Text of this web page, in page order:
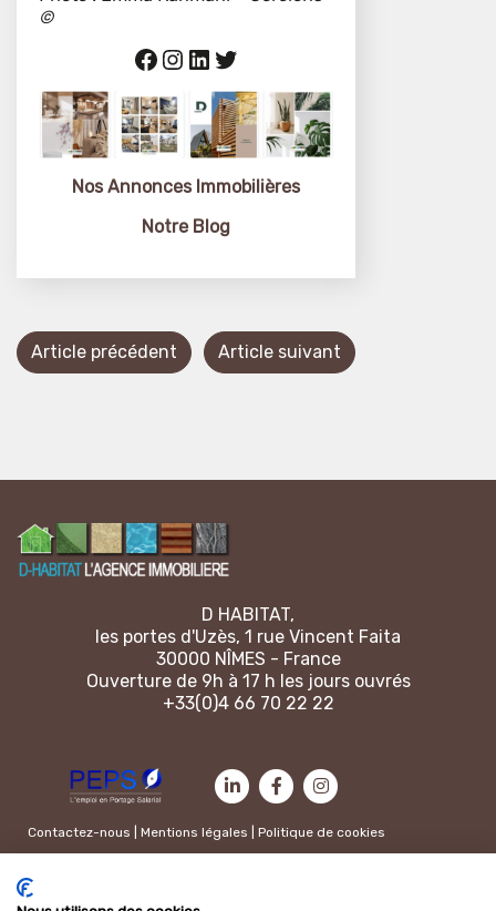
©
Facebook
Instagram
LinkedIn
Twitter
Nos Annonces Immobilières
Notre Blog
Article précédent Article suivant
D HABITAT,
les portes d'Uzès, 1 rue Vincent Faita
30000 NÎMES - France
Ouverture de 9h à 17 h les jours ouvrés
+33(0)4 66 70 22 22
Contactez-nous |Mentions légales |Politique de cookies